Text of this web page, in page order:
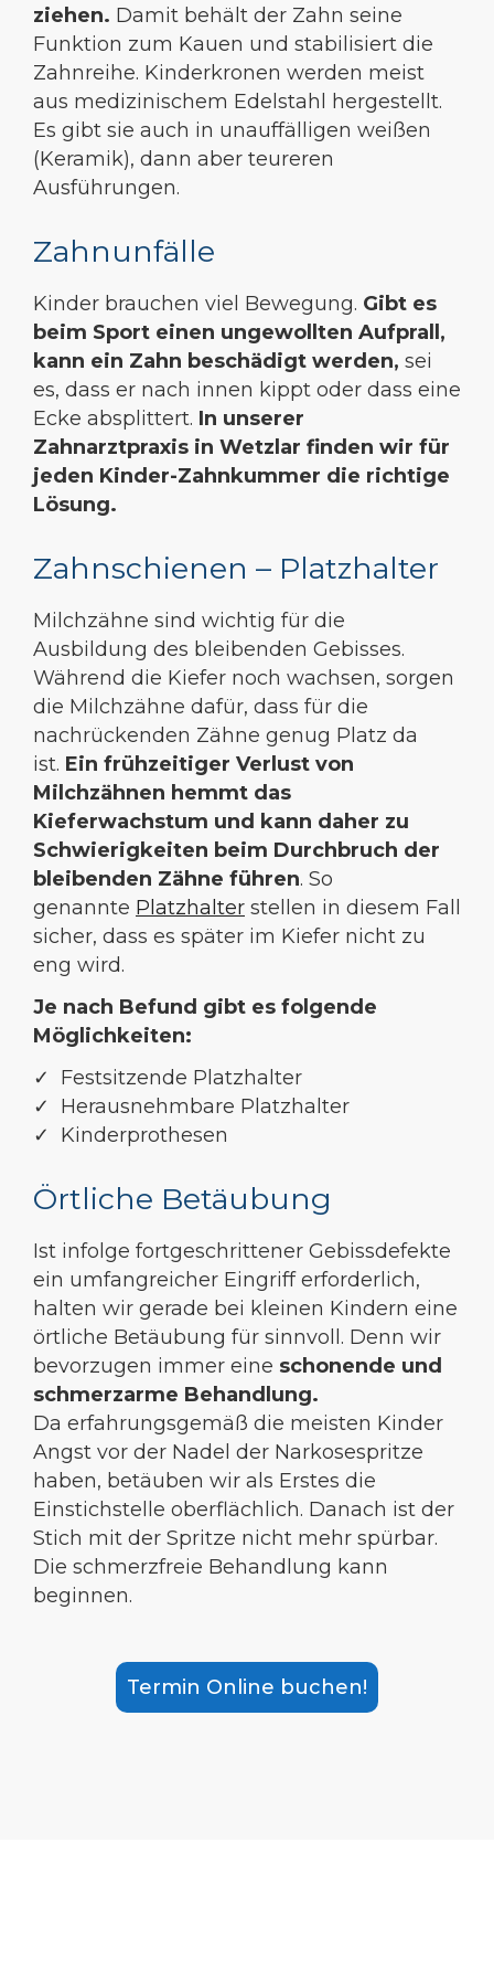
ziehen. Damit behält der Zahn seine
Funktion zum Kauen und stabilisiert die
Zahnreihe. Kinderkronen werden meist
aus medizinischem Edelstahl hergestellt.
Es gibt sie auch in unauffälligen weißen
(Keramik), dann aber teureren
Ausführungen.
Zahnunfälle
Kinder brauchen viel Bewegung. Gibt es
beim Sport einen ungewollten Aufprall,
kann ein Zahn beschädigt werden, sei
es, dass er nach innen kippt oder dass eine
Ecke absplittert. In unserer
Zahnarztpraxis in Wetzlar finden wir für
jeden Kinder-Zahnkummer die richtige
Lösung.
Zahnschienen – Platzhalter
Milchzähne sind wichtig für die
Ausbildung des bleibenden Gebisses.
Während die Kiefer noch wachsen, sorgen
die Milchzähne dafür, dass für die
nachrückenden Zähne genug Platz da
ist. Ein frühzeitiger Verlust von
Milchzähnen hemmt das
Kieferwachstum und kann daher zu
Schwierigkeiten beim Durchbruch der
bleibenden Zähne führen. So
genannte Platzhalter stellen in diesem Fall
sicher, dass es später im Kiefer nicht zu
eng wird.
Je nach Befund gibt es folgende
Möglichkeiten:
✓ Festsitzende Platzhalter
✓ Herausnehmbare Platzhalter
✓ Kinderprothesen
Örtliche Betäubung
Ist infolge fortgeschrittener Gebissdefekte
ein umfangreicher Eingriff erforderlich,
halten wir gerade bei kleinen Kindern eine
örtliche Betäubung für sinnvoll. Denn wir
bevorzugen immer eine schonende und
schmerzarme Behandlung.
Da erfahrungsgemäß die meisten Kinder
Angst vor der Nadel der Narkosespritze
haben, betäuben wir als Erstes die
Einstichstelle oberflächlich. Danach ist der
Stich mit der Spritze nicht mehr spürbar.
Die schmerzfreie Behandlung kann
beginnen.
Termin Online buchen!